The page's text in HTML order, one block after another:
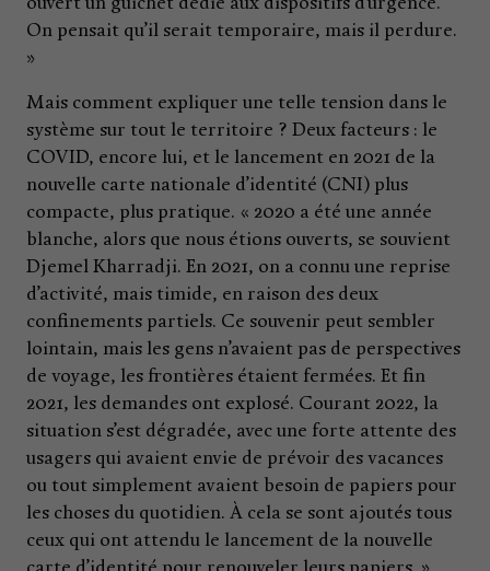
ouvert un guichet dédié aux dispositifs d’urgence.
On pensait qu’il serait temporaire, mais il perdure.
»
Mais comment expliquer une telle tension dans le
système sur tout le territoire ? Deux facteurs : le
COVID, encore lui, et le lancement en 2021 de la
nouvelle carte nationale d’identité (CNI) plus
compacte, plus pratique. « 2020 a été une année
blanche, alors que nous étions ouverts, se souvient
Djemel Kharradji. En 2021, on a connu une reprise
d’activité, mais timide, en raison des deux
confinements partiels. Ce souvenir peut sembler
lointain, mais les gens n’avaient pas de perspectives
de voyage, les frontières étaient fermées. Et fin
2021, les demandes ont explosé. Courant 2022, la
situation s’est dégradée, avec une forte attente des
usagers qui avaient envie de prévoir des vacances
ou tout simplement avaient besoin de papiers pour
les choses du quotidien. À cela se sont ajoutés tous
ceux qui ont attendu le lancement de la nouvelle